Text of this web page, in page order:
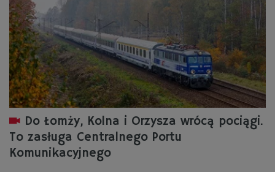
Do Łomży, Kolna i Orzysza wrócą pociągi.
To zasługa Centralnego Portu
Komunikacyjnego